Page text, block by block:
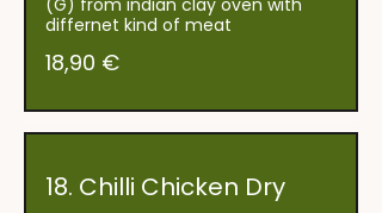
(G) from indian clay oven with
18,90 €
18. Chilli Chicken Dry